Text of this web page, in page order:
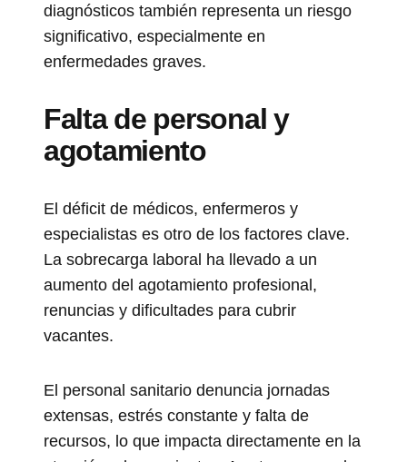
diagnósticos también representa un riesgo
significativo, especialmente en
enfermedades graves.
Falta de personal y
agotamiento
El déficit de médicos, enfermeros y
especialistas es otro de los factores clave.
La sobrecarga laboral ha llevado a un
aumento del agotamiento profesional,
renuncias y dificultades para cubrir
vacantes.
El personal sanitario denuncia jornadas
extensas, estrés constante y falta de
recursos, lo que impacta directamente en la